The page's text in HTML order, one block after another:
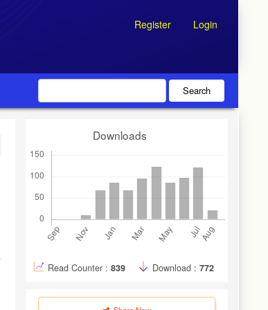
Register Login
Search
Downloads
Read Counter : 839 Download : 772